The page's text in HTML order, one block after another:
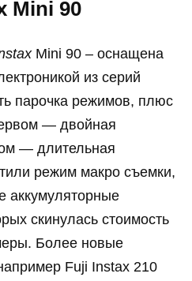
Mini 90
Mini 90 – оснащена
из серий
парочка режимов, плюс
— двойная
— длительная
режим макро съемки,
аккумуляторные
скинулась стоимость
Более новые
Fuji Instax 210